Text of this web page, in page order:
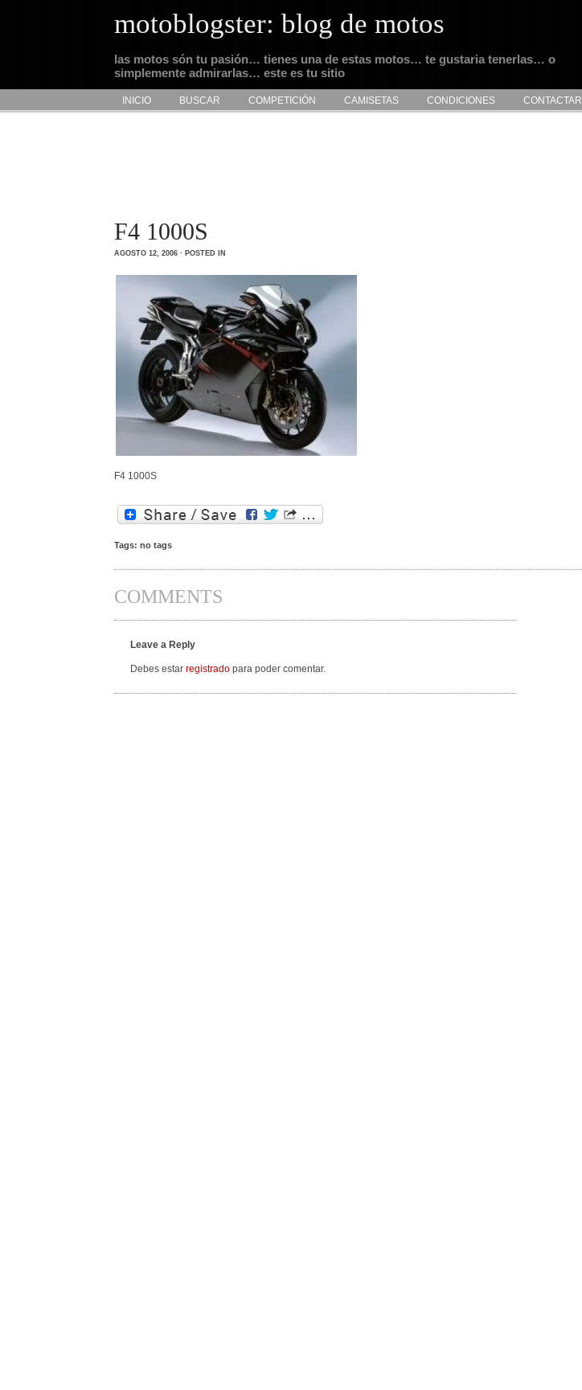
motoblogster: blog de motos
las motos són tu pasión… tienes una de estas motos… te gustaria tenerlas… o
simplemente admirarlas… este es tu sitio
INICIO BUSCAR COMPETICIÓN CAMISETAS CONDICIONES CONTACTAR
F4 1000S
AGOSTO 12, 2006 · POSTED IN
F4 1000S
Tags: no tags
COMMENTS
Leave a Reply
Debes estar registrado para poder comentar.